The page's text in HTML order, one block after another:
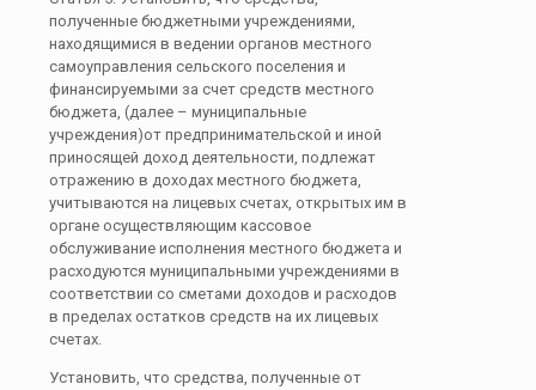
полученные бюджетными учреждениями,
находящимися в ведении органов местного
самоуправления сельского поселения и
финансируемыми за счет средств местного
бюджета, (далее – муниципальные
учреждения)от предпринимательской и иной
приносящей доход деятельности, подлежат
отражению в доходах местного бюджета,
учитываются на лицевых счетах, открытых им в
органе осуществляющим кассовое
обслуживание исполнения местного бюджета и
расходуются муниципальными учреждениями в
соответствии со сметами доходов и расходов
в пределах остатков средств на их лицевых
счетах.
Установить, что средства, полученные от